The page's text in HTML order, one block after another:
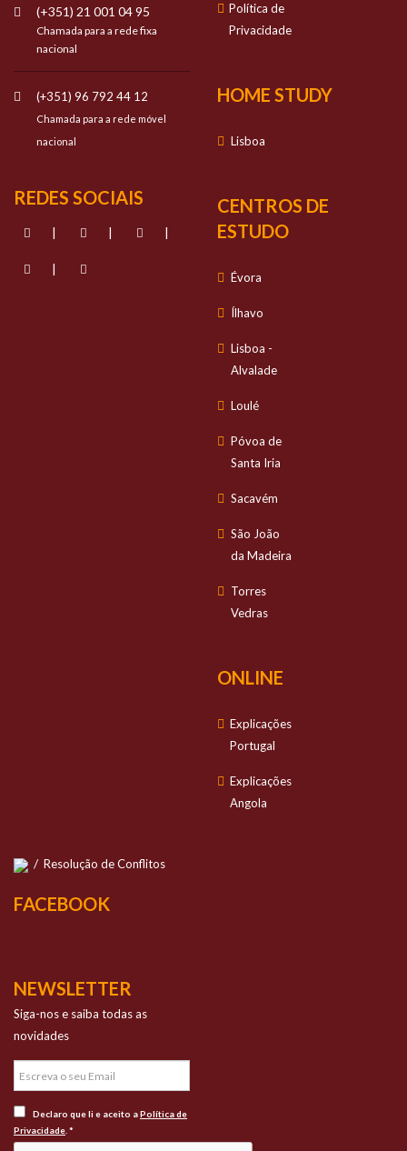
(+351) 21 001 04 95
Chamada para a rede fixa
nacional
(+351) 96 792 44 12
Chamada para a rede móvel
nacional
REDES SOCIAIS
| | |
|
Política de
Privacidade
HOME STUDY
Lisboa
CENTROS DE
ESTUDO
Évora
Ílhavo
Lisboa -
Alvalade
Loulé
Póvoa de
Santa Iria
Sacavém
São João
da Madeira
Torres
Vedras
ONLINE
Explicações
Portugal
Explicações
Angola
/ Resolução de Conflitos
FACEBOOK
NEWSLETTER
Siga-nos e saiba todas as
novidades
Declaro que li e aceito aPolítica de
Privacidade . *